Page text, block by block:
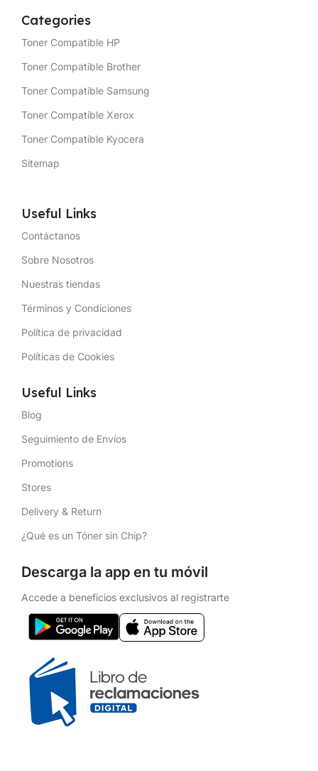
Categories
Toner Compatible HP
Toner Compatible Brother
Toner Compatible Samsung
Toner Compatible Xerox
Toner Compatible Kyocera
Sitemap
Useful Links
Contáctanos
Sobre Nosotros
Nuestras tiendas
Términos y Condiciones
Política de privacidad
Políticas de Cookies
Useful Links
Blog
Seguimiento de Envíos
Promotions
Stores
Delivery & Return
¿Qué es un Tóner sin Chip?
Descarga la app en tu móvil
Accede a beneficios exclusivos al registrarte